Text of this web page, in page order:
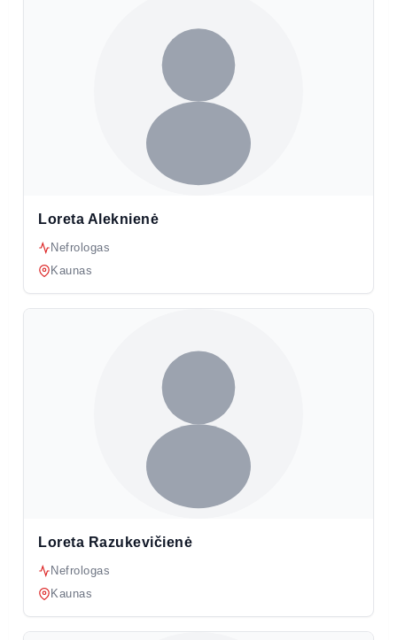
Loreta Aleknienė
Nefrologas
Kaunas
Loreta Razukevičienė
Nefrologas
Kaunas